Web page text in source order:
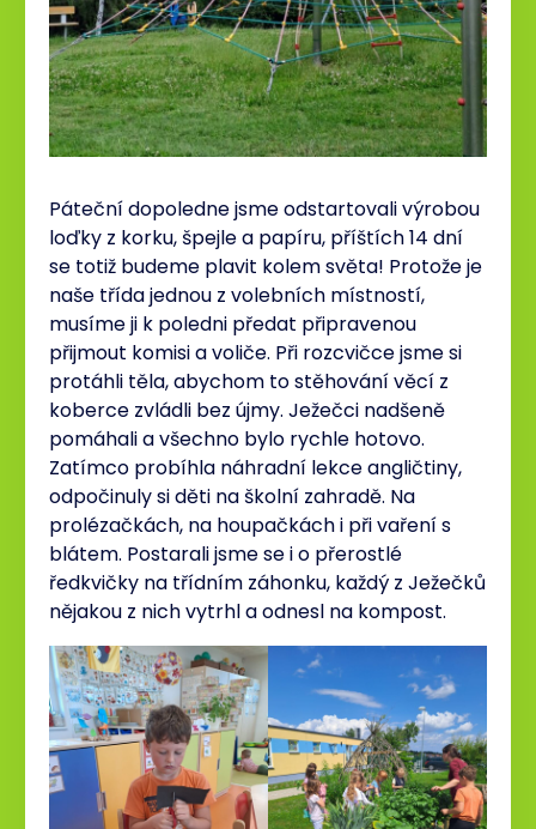
Páteční dopoledne jsme odstartovali výrobou
loďky z korku, špejle a papíru, příštích 14 dní
se totiž budeme plavit kolem světa! Protože je
naše třída jednou z volebních místností,
musíme ji k poledni předat připravenou
přijmout komisi a voliče. Při rozcvičce jsme si
protáhli těla, abychom to stěhování věcí z
koberce zvládli bez újmy. Ježečci nadšeně
pomáhali a všechno bylo rychle hotovo.
Zatímco probíhla náhradní lekce angličtiny,
odpočinuly si děti na školní zahradě. Na
prolézačkách, na houpačkách i při vaření s
blátem. Postarali jsme se i o přerostlé
ředkvičky na třídním záhonku, každý z Ježečků
nějakou z nich vytrhl a odnesl na kompost.